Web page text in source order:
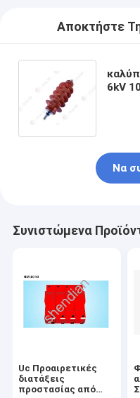
Αποκτήστε
6kV
Να
Συνιστώμενα
Uc Προαιρετικές
διατάξεις
προστασίας από